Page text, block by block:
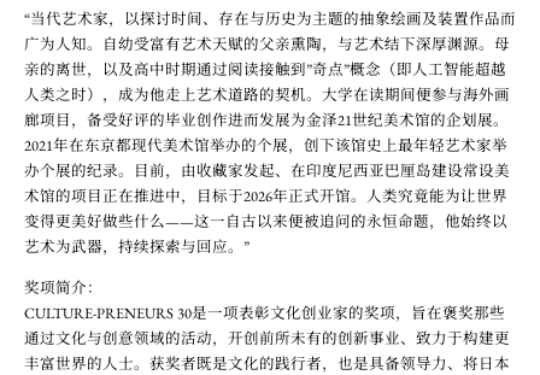
“当代艺术家，以探讨时间、存在与历史为主题的抽象绘画及装置作品而
广为人知。自幼受富有艺术天赋的父亲熏陶，与艺术结下深厚渊源。母
亲的离世，以及高中时期通过阅读接触到”奇点”概念（即人工智能超越
人类之时），成为他走上艺术道路的契机。大学在读期间便参与海外画
廊项目，备受好评的毕业创作进而发展为金泽21世纪美术馆的企划展。
2021年在东京都现代美术馆举办的个展，创下该馆史上最年轻艺术家举
办个展的纪录。目前，由收藏家发起、在印度尼西亚巴厘岛建设常设美
术馆的项目正在推进中，目标于2026年正式开馆。人类究竟能为让世界
变得更美好做些什么——这一自古以来便被追问的永恒命题，他始终以
艺术为武器，持续探索与回应。”
奖项简介：
CULTURE-PRENEURS 30是一项表彰文化创业家的奖项，旨在褒奖那些
通过文化与创意领域的活动，开创前所未有的创新事业、致力于构建更
丰富世界的人士。获奖者既是文化的践行者，也是具备领导力、将日本